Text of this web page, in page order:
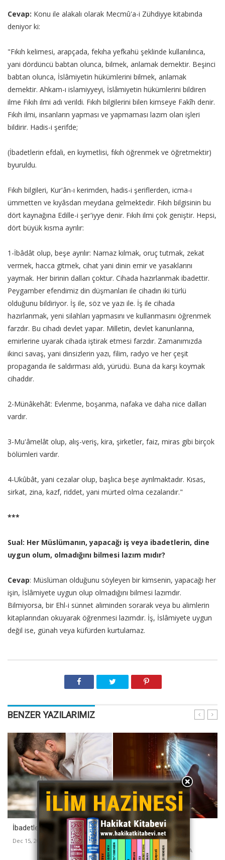
Cevap: Konu ile alakalı olarak Mecmû'a-i Zühdiyye kitabında
deniyor ki:
"Fıkıh kelimesi, arapçada, fekıha yefkahü şeklinde kullanılınca,
yani dördüncü babtan olunca, bilmek, anlamak demektir. Beşinci
babtan olunca, İslâmiyetin hükümlerini bilmek, anlamak
demektir. Ahkam-ı islamiyyeyi, İslâmiyetin hükümlerini bildiren
ilme Fıkıh ilmi adı verildi. Fıkıh bilgilerini bilen kimseye Fakîh denir.
Fıkıh ilmi, insanların yapması ve yapmaması lazım olan işleri
bildirir. Hadis-i şerifde;
(İbadetlerin efdali, en kıymetlisi, fıkıh öğrenmek ve öğretmektir)
byuruldu.
Fıkıh bilgileri, Kur'ân-ı kerimden, hadis-i şeriflerden, icma-ı
ümmetten ve kıyâsdan meydana gelmektedir. Fıkıh bilgisinin bu
dört kaynağına Edille-i şer'iyye denir. Fıkıh ilmi çok geniştir. Hepsi,
dört büyük kısma ayrılır:
1-İbâdât olup, beşe ayrılır: Namaz kılmak, oruç tutmak, zekat
vermek, hacca gitmek, cihat yani dinin emir ve yasaklarını
yaymak. Her birinin dalları çoktur. Cihada hazırlanmak ibadettir.
Peygamber efendimiz din düşmanları ile cihadın iki türlü
olduğunu bildiriyor. İş ile, söz ve yazı ile. İş ile cihada
hazırlanmak, yeni silahları yapmasını ve kullanmasını öğrenmek
farzdır. Bu cihadı devlet yapar. Milletin, devlet kanunlarına,
emirlerine uyarak cihada iştirak etmesi farzdır. Zamanımızda
ikinci savaş, yani dinsizlerin yazı, filim, radyo ve her çeşit
propaganda ile saldırması aldı, yürüdü. Buna da karşı koymak
cihaddır.
2-Münâkehât: Evlenme, boşanma, nafaka ve daha nice dalları
vardır.
3-Mu'âmelât olup, alış-veriş, kira, şirketler, faiz, miras gibi birçok
bölümleri vardır.
4-Ukûbât, yani cezalar olup, başlıca beşe ayrılmaktadır. Kısas,
sirkat, zina, kazf, riddet, yani mürted olma cezalarıdır."
***
Sual: Her Müslümanın, yapacağı iş veya ibadetlerin, dine
uygun olum, olmadığını bilmesi lazım mıdır?
Cevap: Müslüman olduğunu söyleyen bir kimsenin, yapacağı her
işin, İslâmiyete uygun olup olmadığını bilmesi lazımdır.
Bilmiyorsa, bir Ehl-i sünnet aliminden sorarak veya bu alimlerin
kitaplarından okuyarak öğrenmesi lazımdır. İş, İslâmiyete uygun
değil ise, günah veya küfürden kurtulamaz.
BENZER YAZILARIMIZ
İbadetlerin doğru olması için
Dec 15, 2020 VEKA MEDYA
Namazda avret yerini
örtmek
Dec 11, 2020 - VEKA MEDYA